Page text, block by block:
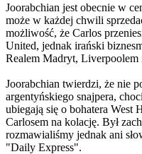
Joorabchian jest obecnie w
może w każdej chwili
możliwość, że Carlos
United, jednak irański
Realem Madryt, Liverpoolem
Joorabchian twierdzi, że nie
argentyńskiego snajpera,
ubiegają się o bohatera West
Carlosem na kolację. Był
rozmawialiśmy jednak ani
"Daily Express".